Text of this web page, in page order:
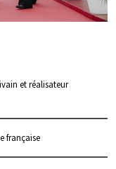
et réalisateur
française